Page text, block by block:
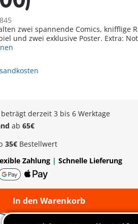
zwei spannende Comics, knifflige
und zwei exklusive Poster. Extra:
derzeit 3 bis 6 Werktage
ab 65€
35€Bestellwert
Zahlung| Schnelle Lieferung
In den Warenkorb